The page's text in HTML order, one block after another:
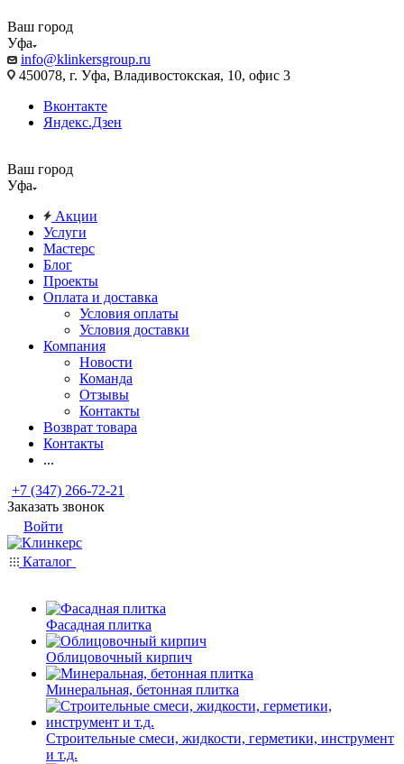
Ваш город
Уфа
info@klinkersgroup.ru
450078, г. Уфа, Владивостокская, 10, офис 3
Вконтакте
Яндекс.Дзен
Ваш город
Уфа
Акции
Услуги
Мастерс
Блог
Проекты
Оплата и доставка
Условия оплаты
Условия доставки
Компания
Новости
Команда
Отзывы
Контакты
Возврат товара
Контакты
...
+7 (347) 266-72-21
Заказать звонок
Войти
Каталог
Фасадная плитка
Облицовочный кирпич
Минеральная, бетонная плитка
Строительные смеси, жидкости, герметики, инструмент
и т.д.